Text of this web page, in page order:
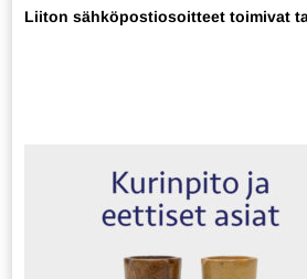
Liiton sähköpostiosoitteet toimivat